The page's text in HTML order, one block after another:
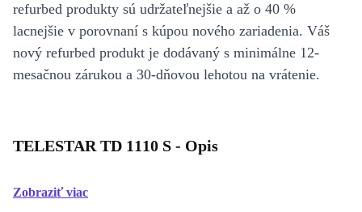
refurbed produkty sú udržateľnejšie a až o 40 %
lacnejšie v porovnaní s kúpou nového zariadenia. Váš
nový refurbed produkt je dodávaný s minimálne 12-
mesačnou zárukou a 30-dňovou lehotou na vrátenie.
TELESTAR TD 1110 S - Opis
Zobraziť viac